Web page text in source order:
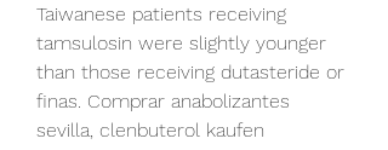
Taiwanese patients receiving
tamsulosin were slightly younger
than those receiving dutasteride or
finas. Comprar anabolizantes
sevilla, clenbuterol kaufen